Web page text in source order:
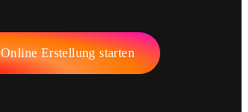
Online Erstellung starten